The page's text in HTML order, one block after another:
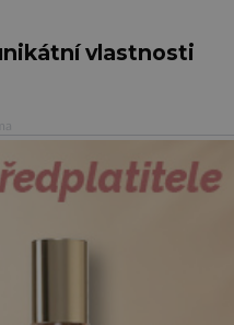
vlastnosti